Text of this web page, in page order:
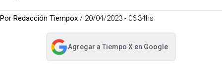
Por Redacción Tiempox / 20/04/2023 - 06:34hs
Agregar a Tiempo Xen Google
abre en nueva pestaña